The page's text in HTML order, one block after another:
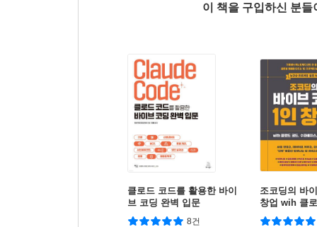
이 책을 구입하신 분
클로드 코드를 활용한 바이
브 코딩 완벽 입문
8건
조코딩의 바
창업 wih 클
파베이스, 스